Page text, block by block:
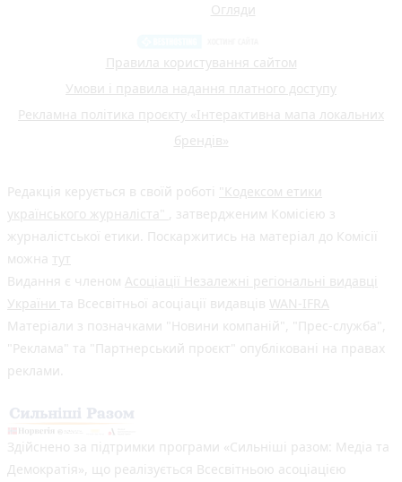
Огляди
Правила користування сайтом
Умови і правила надання платного доступу
Рекламна політика проєкту «Інтерактивна мапа локальних
брендів»
Редакція керується в своїй роботі "Кодексом етики
українського журналіста" , затвердженим Комісією з
журналістської етики. Поскаржитись на матеріал до Комісії
можна тут
Видання є членом Асоціації Незалежні регіональні видавці
України та Всесвітньої асоціації видавців WAN-IFRA
Матеріали з позначками "Новини компаній", "Прес-служба",
"Реклама" та "Партнерський проєкт" опубліковані на правах
реклами.
Здійснено за підтримки програми «Сильніші разом: Медіа та
Демократія», що реалізується Всесвітньою асоціацією